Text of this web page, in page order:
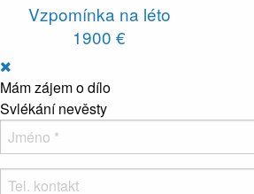
Vzpomínka na léto
1900 €
Mám zájem o dílo
Svlékání nevěsty